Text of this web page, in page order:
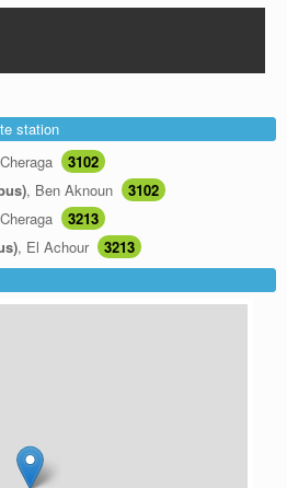
station
3102
, Ben Aknoun
3102
3213
, El Achour
3213